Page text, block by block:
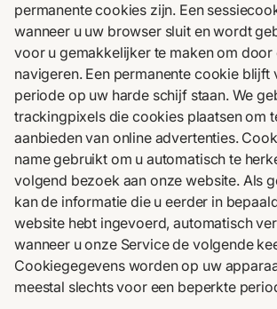
permanente cookies zijn. Een
wanneer u uw browser sluit en wordt
voor u gemakkelijker te maken om door
navigeren. Een permanente cookie blijft
periode op uw harde schijf staan. We
trackingpixels die cookies plaatsen om
aanbieden van online advertenties.
name gebruikt om u automatisch te
volgend bezoek aan onze website. Als
kan de informatie die u eerder in
website hebt ingevoerd, automatisch
wanneer u onze Service de volgende
Cookiegegevens worden op uw
meestal slechts voor een beperkte